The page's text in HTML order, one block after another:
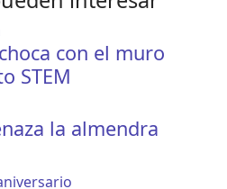
con el muro
STEM
la almendra